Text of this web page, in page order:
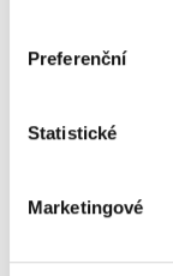
Preferenční
Statistické
Marketingové